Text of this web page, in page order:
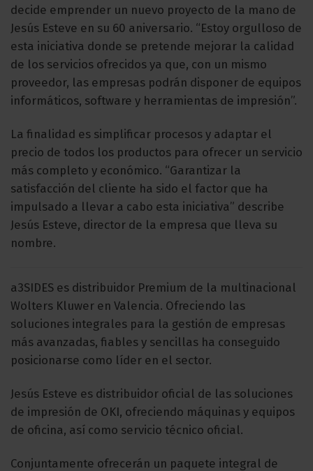
decide emprender un nuevo proyecto de la mano de
Jesús Esteve en su 60 aniversario. “Estoy orgulloso de
esta iniciativa donde se pretende mejorar la calidad
de los servicios ofrecidos ya que, con un mismo
proveedor, las empresas podrán disponer de equipos
informáticos, software y herramientas de impresión”.
La finalidad es simplificar procesos y adaptar el
precio de todos los productos para ofrecer un servicio
más completo y económico. “Garantizar la
satisfacción del cliente ha sido el factor que ha
impulsado a llevar a cabo esta iniciativa” describe
Jesús Esteve, director de la empresa que lleva su
nombre.
a3SIDES es distribuidor Premium de la multinacional
Wolters Kluwer en Valencia. Ofreciendo las
soluciones integrales para la gestión de empresas
más avanzadas, fiables y sencillas ha conseguido
posicionarse como líder en el sector.
Jesús Esteve es distribuidor oficial de las soluciones
de impresión de OKI, ofreciendo máquinas y equipos
de oficina, así como servicio técnico oficial.
Conjuntamente ofrecerán un paquete integral de